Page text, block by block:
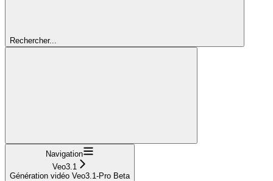
Rechercher...
Navigation
Veo3.1
Génération vidéo Veo3.1-Pro Beta